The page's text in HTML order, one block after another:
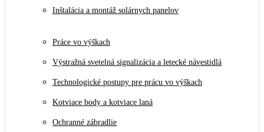
Inštalácia a montáž solárnych panelov
Práce vo výškach
Výstražná svetelná signalizácia a letecké návestidlá
Technologické postupy pre prácu vo výškach
Kotviace body a kotviace laná
Ochranné zábradlie